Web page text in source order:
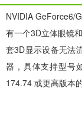
NVIDIA GeForce6/
有一个3D立体眼镜
套3D显示设备无法
器，具体支持型号
174.74 或更高版本